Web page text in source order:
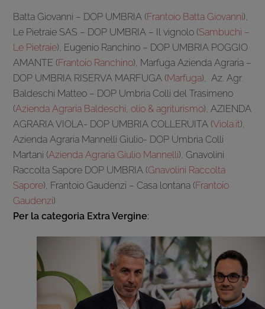
Batta Giovanni – DOP UMBRIA (Frantoio Batta Giovanni),
Le Pietraie SAS – DOP UMBRIA – Il vignolo (Sambuchi –
Le Pietraie), Eugenio Ranchino – DOP UMBRIA POGGIO
AMANTE (Frantoio Ranchino), Marfuga Azienda Agraria –
DOP UMBRIA RISERVA MARFUGA (Marfuga), Az. Agr.
Baldeschi Matteo – DOP Umbria Colli del Trasimeno
(Azienda Agraria Baldeschi, olio & agriturismo), AZIENDA
AGRARIA VIOLA- DOP UMBRIA COLLERUITA (Viola.it),
Azienda Agraria Mannelli Giulio- DOP Umbria Colli
Martani (Azienda Agraria Giulio Mannelli), Gnavolini
Raccolta Sapore DOP UMBRIA (Gnavolini Raccolta
Sapore), Frantoio Gaudenzi – Casa lontana (Frantoio
Gaudenzi)
Per la categoria Extra Vergine: